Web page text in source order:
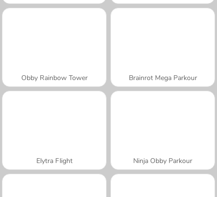
Obby Rainbow Tower Brainrot Mega Parkour
Elytra Flight Ninja Obby Parkour